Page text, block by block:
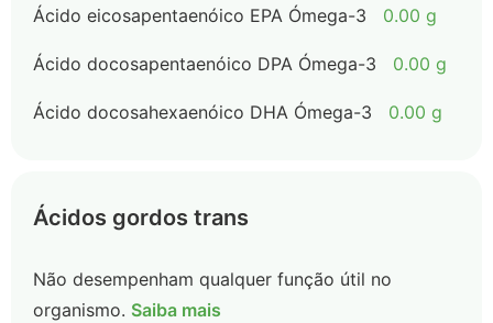
Ácido eicosapentaenóico EPA Ómega-3 0.00 g
Ácido docosapentaenóico DPA Ómega-3 0.00 g
Ácido docosahexaenóico DHA Ómega-3 0.00 g
Ácidos gordos trans
Não desempenham qualquer função útil no
organismo. Saiba mais